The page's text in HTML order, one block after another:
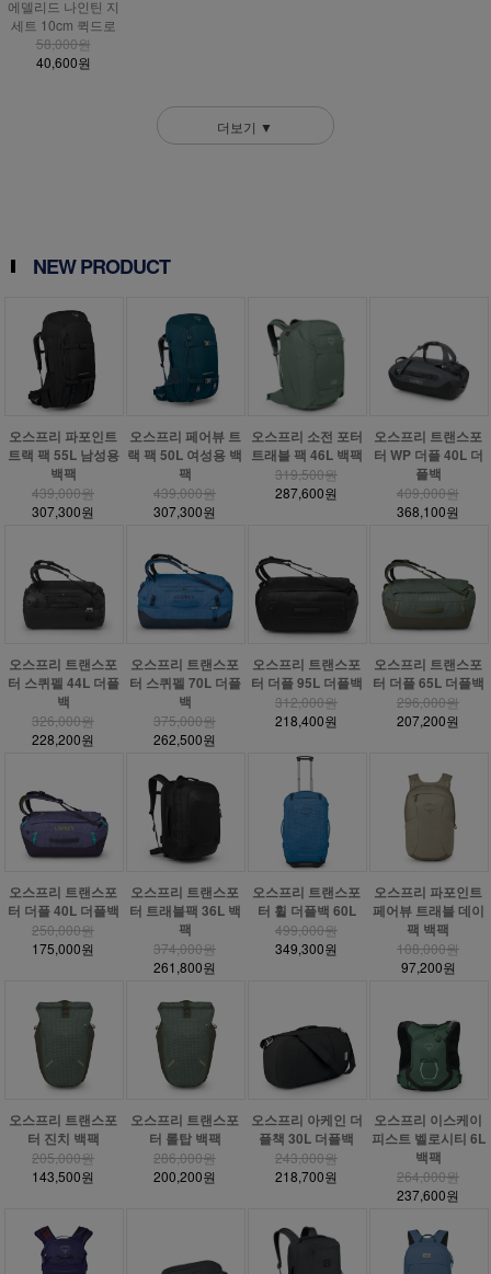
에델리드 나인틴 지
세트 10cm 퀵드로
58,000원
40,600원
더보기 ▼
NEW PRODUCT
오스프리 파포인트
트랙 팩 55L 남성용
백팩
439,000원
307,300원
오스프리 페어뷰 트
랙 팩 50L 여성용 백
팩
439,000원
307,300원
오스프리 소전 포터
트래블 팩 46L 백팩
319,500원
287,600원
오스프리 트랜스포
터 WP 더플 40L 더
플백
409,000원
368,100원
오스프리 트랜스포
터 스퀴펠 44L 더플
백
326,000원
228,200원
오스프리 트랜스포
터 스퀴펠 70L 더플
백
375,000원
262,500원
오스프리 트랜스포
터 더플 95L 더플백
312,000원
218,400원
오스프리 트랜스포
터 더플 65L 더플백
296,000원
207,200원
오스프리 트랜스포
터 더플 40L 더플백
250,000원
175,000원
오스프리 트랜스포
터 트래블팩 36L 백
팩
374,000원
261,800원
오스프리 트랜스포
터 휠 더플백 60L
499,000원
349,300원
오스프리 파포인트
페어뷰 트래블 데이
팩 백팩
108,000원
97,200원
오스프리 트랜스포
터 진치 백팩
205,000원
143,500원
오스프리 트랜스포
터 롤탑 백팩
286,000원
200,200원
오스프리 아케인 더
플책 30L 더플백
243,000원
218,700원
오스프리 이스케이
피스트 벨로시티 6L
백팩
264,000원
237,600원